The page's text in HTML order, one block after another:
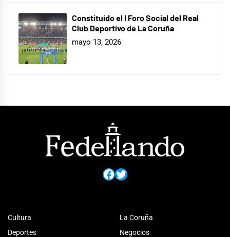
Constituido el I Foro Social del Real
Club Deportivo de La Coruña
mayo 13, 2026
Facebook
Twitter
Cultura
Deportes
La Coruña
Negocios